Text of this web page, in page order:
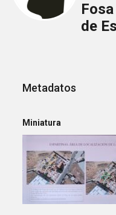
de
Metadatos
Miniatura